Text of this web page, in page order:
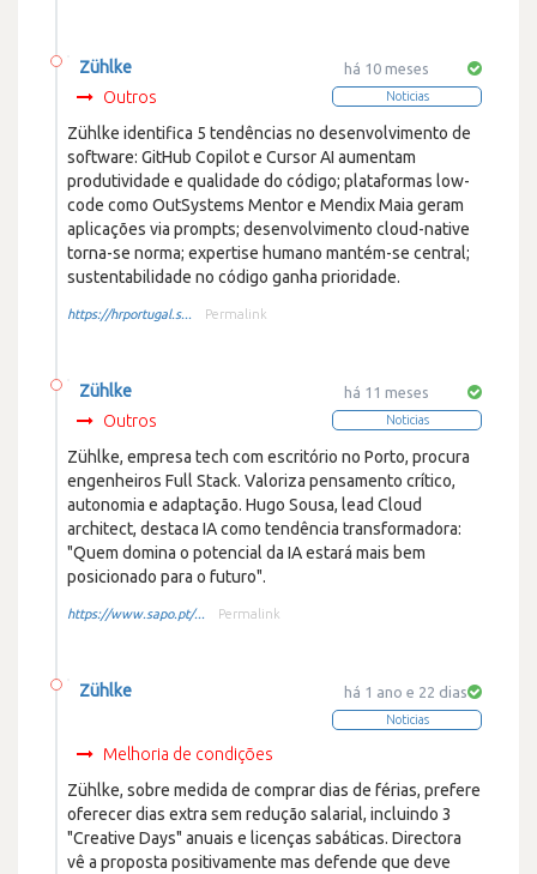
há 10 meses
Noticias
Zühlke
Outros
Zühlke identifica 5 tendências no desenvolvimento de
software: GitHub Copilot e Cursor AI aumentam
produtividade e qualidade do código; plataformas low-
code como OutSystems Mentor e Mendix Maia geram
aplicações via prompts; desenvolvimento cloud-native
torna-se norma; expertise humano mantém-se central;
sustentabilidade no código ganha prioridade.
https://hrportugal.s... Permalink
há 11 meses
Noticias
Zühlke
Outros
Zühlke, empresa tech com escritório no Porto, procura
engenheiros Full Stack. Valoriza pensamento crítico,
autonomia e adaptação. Hugo Sousa, lead Cloud
architect, destaca IA como tendência transformadora:
"Quem domina o potencial da IA estará mais bem
posicionado para o futuro".
https://www.sapo.pt/... Permalink
há 1 ano e 22 dias
Noticias
Zühlke
Melhoria de condições
Zühlke, sobre medida de comprar dias de férias, prefere
oferecer dias extra sem redução salarial, incluindo 3
"Creative Days" anuais e licenças sabáticas. Directora
vê a proposta positivamente mas defende que deve